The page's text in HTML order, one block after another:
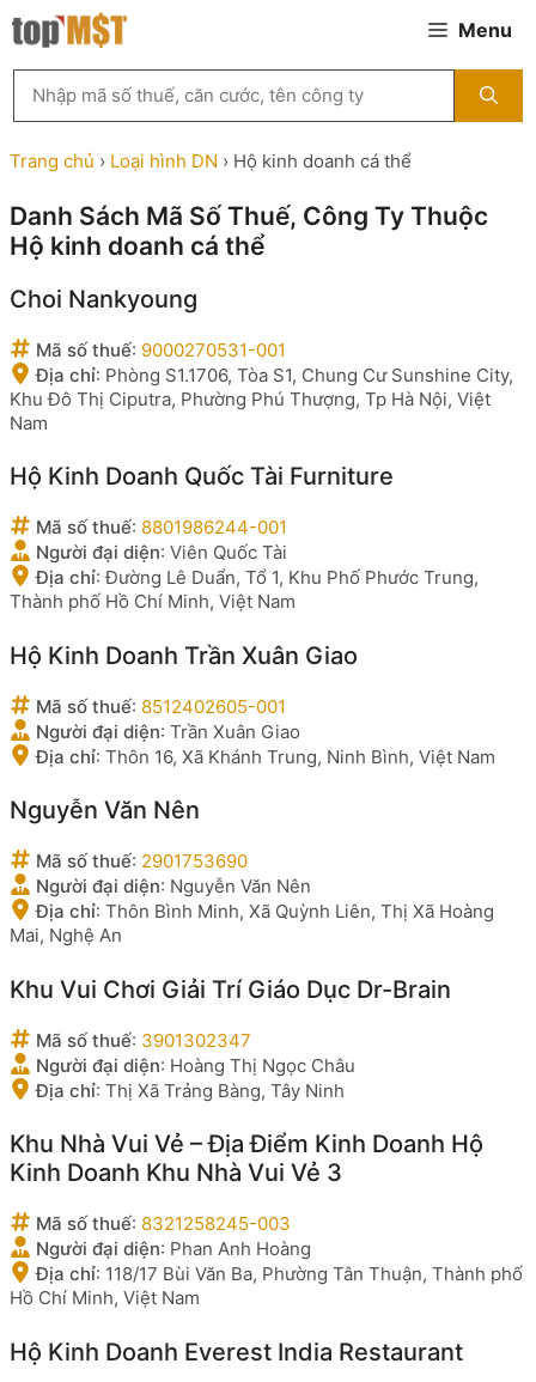
Chuyển
đến
Menu
kiếm
MST
theo
tên
ty,
người
diện
mã
số
thuế
...
Trang chủ › Loại hình DN › Hộ kinh doanh cá thể
Danh Sách Mã Số Thuế, Công Ty Thuộc
Hộ kinh doanh cá thể
Choi Nankyoung
Mã số thuế: 9000270531-001
Địa chỉ: Phòng S1.1706, Tòa S1, Chung Cư Sunshine City,
Khu Đô Thị Ciputra, Phường Phú Thượng, Tp Hà Nội, Việt
Nam
Hộ Kinh Doanh Quốc Tài Furniture
Mã số thuế: 8801986244-001
Người đại diện: Viên Quốc Tài
Địa chỉ:Đường Lê Duẩn, Tổ 1, Khu Phố Phước Trung,
Thành phố Hồ Chí Minh, Việt Nam
Hộ Kinh Doanh Trần Xuân Giao
Mã số thuế: 8512402605-001
Người đại diện: Trần Xuân Giao
Địa chỉ: Thôn 16, Xã Khánh Trung, Ninh Bình, Việt Nam
Nguyễn Văn Nên
Mã số thuế: 2901753690
Người đại diện: Nguyễn Văn Nên
Địa chỉ: Thôn Bình Minh, Xã Quỳnh Liên, Thị Xã Hoàng
Mai, Nghệ An
Khu Vui Chơi Giải Trí Giáo Dục Dr-Brain
Mã số thuế: 3901302347
Người đại diện: Hoàng Thị Ngọc Châu
Địa chỉ: Thị Xã Trảng Bàng, Tây Ninh
Khu Nhà Vui Vẻ – Địa Điểm Kinh Doanh Hộ
Kinh Doanh Khu Nhà Vui Vẻ 3
Mã số thuế: 8321258245-003
Người đại diện: Phan Anh Hoàng
Địa chỉ: 118/17 Bùi Văn Ba, Phường Tân Thuận, Thành phố
Hồ Chí Minh, Việt Nam
Hộ Kinh Doanh Everest India Restaurant